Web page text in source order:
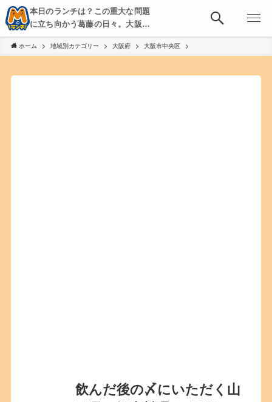
本日のランチは？この重大な問題
に立ち向かう葛藤の日々。大阪・
京都・神戸を中心とした食べ歩
き、飲み歩きを綴る。
ホーム 地域別カテゴリー 大阪府 大阪市中央区
飲んだ後の〆にいただく山